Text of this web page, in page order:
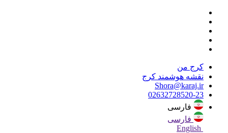
کرج من
نقشه هوشمند کرج
Shora@karaj.ir
02632728520-23
فارسی
فارسی
English